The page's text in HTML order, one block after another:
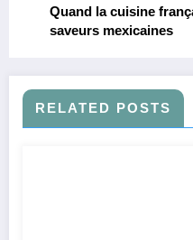
Quand la cuisine
saveurs mexicaines
RELATED POSTS